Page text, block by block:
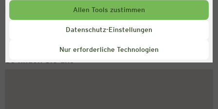
Allen Tools zustimmen
Datenschutz-Einstellungen
Nur erforderliche Technologien
Service Hotline
+49 (0) 2546 / 98 999 98